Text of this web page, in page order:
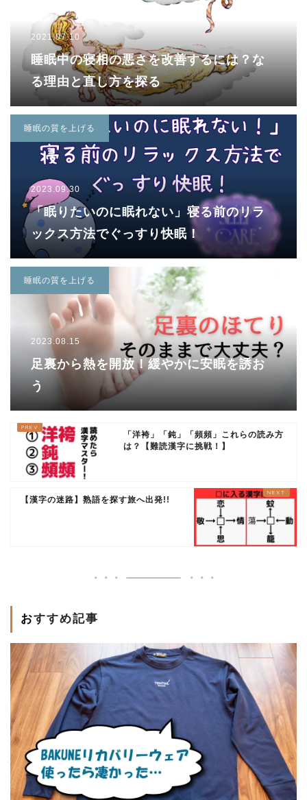
2021.07.10
睡眠中の寝相の悪さを改善するには？な
る理由と直し方を探る
睡眠の質を上げる
2023.09.30
「眠りたいのに眠れない」寝る前のリラ
ックス方法でぐっすり快眠！
睡眠の質を上げる
2023.08.15
足裏から熱を開放！緩やかに安眠を誘お
う
「洋袴」「鈍」「頻頻」これらの読み方
は？【難読漢字に挑戦！】
【漢字の迷路】熟語を探す旅へ出発!!
おすすめ記事